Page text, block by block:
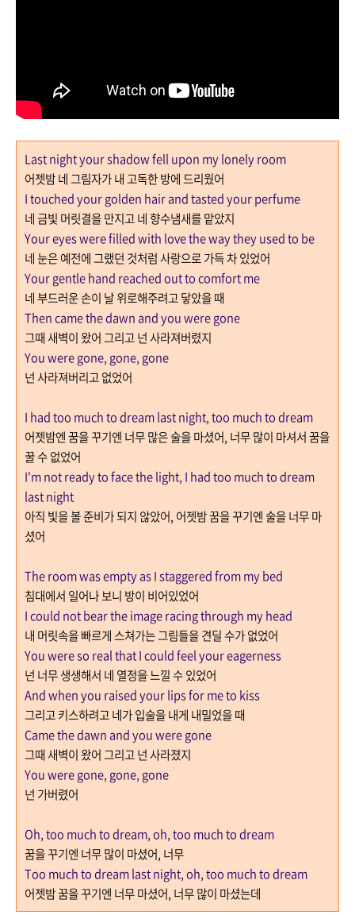
Last night your shadow fell upon my lonely room
어젯밤 네 그림자가 내 고독한 방에 드리웠어
I touched your golden hair and tasted your perfume
네 금빛 머릿결을 만지고 네 향수냄새를 맡았지
Your eyes were filled with love the way they used to be
네 눈은 예전에 그랬던 것처럼 사랑으로 가득 차 있었어
Your gentle hand reached out to comfort me
네 부드러운 손이 날 위로해주려고 닿았을 때
Then came the dawn and you were gone
그때 새벽이 왔어 그리고 넌 사라져버렸지
You were gone, gone, gone
넌 사라져버리고 없었어
I had too much to dream last night, too much to dream
어젯밤엔 꿈을 꾸기엔 너무 많은 술을 마셨어, 너무 많이 마셔서 꿈을
꿀 수 없었어
I'm not ready to face the light, I had too much to dream
last night
아직 빛을 볼 준비가 되지 않았어, 어젯밤 꿈을 꾸기엔 술을 너무 마
셨어
The room was empty as I staggered from my bed
침대에서 일어나 보니 방이 비어있었어
I could not bear the image racing through my head
내 머릿속을 빠르게 스쳐가는 그림들을 견딜 수가 없었어
You were so real that I could feel your eagerness
넌 너무 생생해서 네 열정을 느낄 수 있었어
And when you raised your lips for me to kiss
그리고 키스하려고 네가 입술을 내게 내밀었을 때
Came the dawn and you were gone
그때 새벽이 왔어 그리고 넌 사라졌지
You were gone, gone, gone
넌 가버렸어
Oh, too much to dream, oh, too much to dream
꿈을 꾸기엔 너무 많이 마셨어, 너무
Too much to dream last night, oh, too much to dream
어젯밤 꿈을 꾸기엔 너무 마셨어, 너무 많이 마셨는데